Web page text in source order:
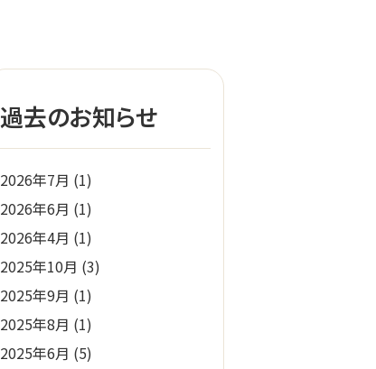
過去のお知らせ
2026年7月 (1)
2026年6月 (1)
2026年4月 (1)
2025年10月 (3)
2025年9月 (1)
2025年8月 (1)
2025年6月 (5)